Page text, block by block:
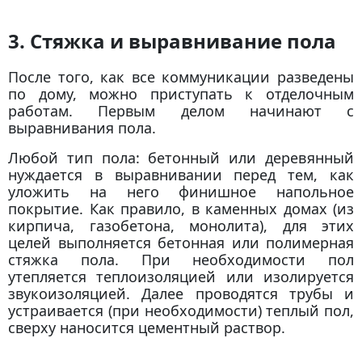
3. Стяжка и выравнивание пола
После того, как все коммуникации разведены
по дому, можно приступать к отделочным
работам. Первым делом начинают с
выравнивания пола.
Любой тип пола: бетонный или деревянный
нуждается в выравнивании перед тем, как
уложить на него финишное напольное
покрытие. Как правило, в каменных домах (из
кирпича, газобетона, монолита), для этих
целей выполняется бетонная или полимерная
стяжка пола. При необходимости пол
утепляется теплоизоляцией или изолируется
звукоизоляцией. Далее проводятся трубы и
устраивается (при необходимости) теплый пол,
сверху наносится цементный раствор.